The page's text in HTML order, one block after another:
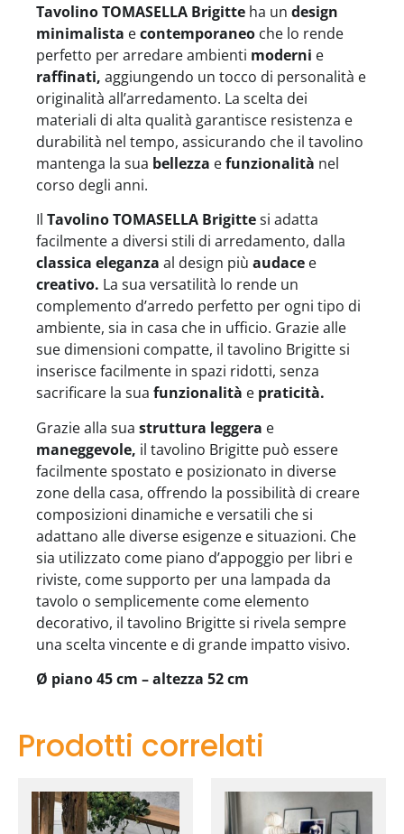
Tavolino TOMASELLA Brigitte ha un design
minimalista econtemporaneo che lo rende
perfetto per arredare ambienti moderni e
raffinati, aggiungendo un tocco di personalità e
originalità all’arredamento. La scelta dei
materiali di alta qualità garantisce resistenza e
durabilità nel tempo, assicurando che il tavolino
mantenga la sua bellezza efunzionalità nel
corso degli anni.
Il Tavolino TOMASELLA Brigittesi adatta
facilmente a diversi stili di arredamento, dalla
classica eleganza al design più audace e
creativo. La sua versatilità lo rende un
complemento d’arredo perfetto per ogni tipo di
ambiente, sia in casa che in ufficio. Grazie alle
sue dimensioni compatte, il tavolino Brigitte si
inserisce facilmente in spazi ridotti, senza
sacrificare la sua funzionalità e praticità.
Grazie alla sua struttura leggera e
maneggevole, il tavolino Brigitte può essere
facilmente spostato e posizionato in diverse
zone della casa, offrendo la possibilità di creare
composizioni dinamiche e versatili che si
adattano alle diverse esigenze e situazioni. Che
sia utilizzato come piano d’appoggio per libri e
riviste, come supporto per una lampada da
tavolo o semplicemente come elemento
decorativo, il tavolino Brigitte si rivela sempre
una scelta vincente e di grande impatto visivo.
Ø piano 45 cm – altezza 52 cm
Prodotti correlati